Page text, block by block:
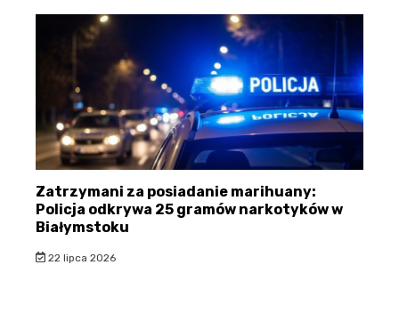
Zatrzymani za posiadanie marihuany:
Policja odkrywa 25 gramów narkotyków w
Białymstoku
22 lipca 2026